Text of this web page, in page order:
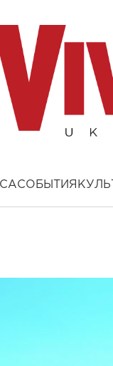
СОБЫТИЯ